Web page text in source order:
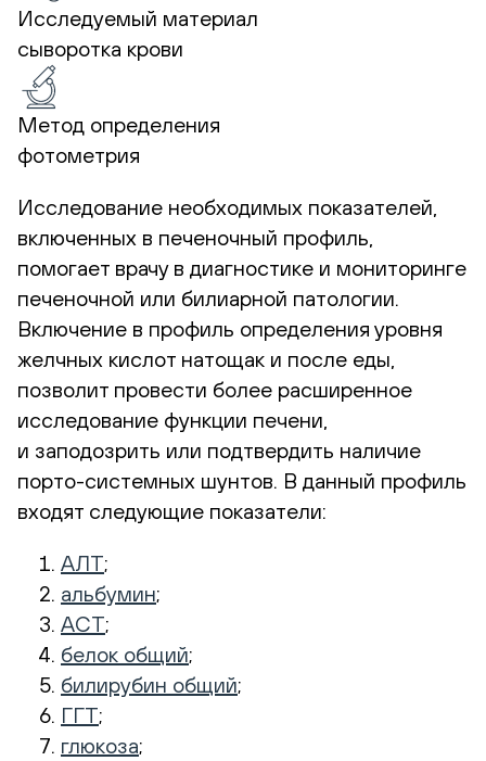
Исследуемый материал
сыворотка крови
Метод определения
фотометрия
Исследование необходимых показателей,
включенных в печеночный профиль,
помогает врачу в диагностике и мониторинге
печеночной или билиарной патологии.
Включение в профиль определения уровня
желчных кислот натощак и после еды,
позволит провести более расширенное
исследование функции печени,
и заподозрить или подтвердить наличие
порто-системных шунтов. В данный профиль
входят следующие показатели:
АЛТ;
альбумин;
АСТ;
белок общий;
билирубин общий;
ГГТ;
глюкоза;